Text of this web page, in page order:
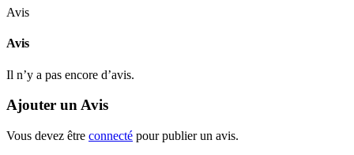
Avis
Avis
Il n’y a pas encore d’avis.
Ajouter un Avis
Vous devez être connecté pour publier un avis.